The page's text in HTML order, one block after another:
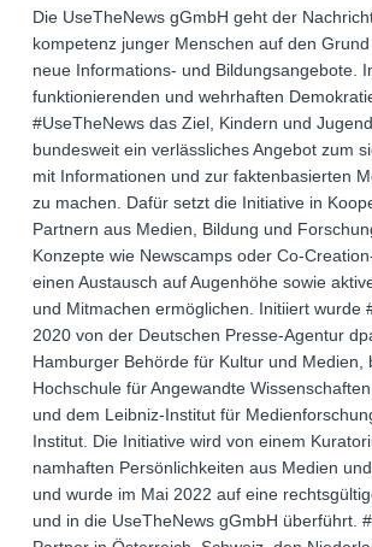
Die UseTheNews gGmbH geht der
kompetenz junger Menschen auf den
neue Informations- und Bildungsangebote.
funktionierenden und wehrhaften
#UseTheNews das Ziel, Kindern und
bundesweit ein verlässliches Angebot zum
mit Informationen und zur faktenbasierten
zu machen. Dafür setzt die Initiative in
Partnern aus Medien, Bildung und
Konzepte wie Newscamps oder Co-
einen Austausch auf Augenhöhe sowie
und Mitmachen ermöglichen. Initiiert wurde
2020 von der Deutschen Presse-Agentur
Hamburger Behörde für Kultur und Medien,
Hochschule für Angewandte
und dem Leibniz-Institut für
Institut. Die Initiative wird von einem
namhaften Persönlichkeiten aus Medien
und wurde im Mai 2022 auf eine
und in die UseTheNews gGmbH überführt.